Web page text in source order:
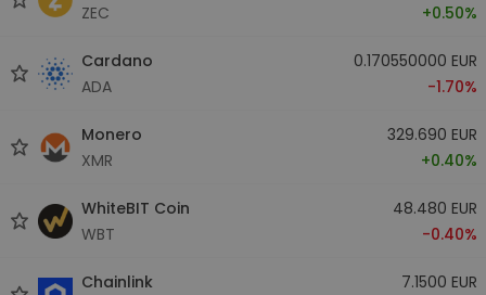
ZEC
+0.50%
Cardano
ADA
0.170550000 EUR
-1.70%
Monero
XMR
329.690 EUR
+0.40%
WhiteBIT Coin
WBT
48.480 EUR
-0.40%
Chainlink
7.1500 EUR